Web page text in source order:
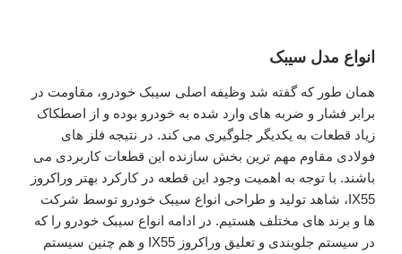
انواع مدل سیبک
همان طور که گفته شد وظیفه اصلی سیبک خودرو، مقاومت در
برابر فشار و ضربه های وارد شده به خودرو بوده و از اصطکاک
زیاد قطعات به یکدیگر جلوگیری می کند. در نتیجه فلز های
فولادی مقاوم مهم ترین بخش سازنده این قطعات کاربردی می
باشند. با توجه به اهمیت وجود این قطعه در کارکرد بهتر وراکروز
IX55، شاهد تولید و طراحی انواع سیبک خودرو توسط شرکت
ها و برند های مختلف هستیم. در ادامه انواع سیبک خودرو را که
در سیستم جلوبندی و تعلیق وراکروز IX55 و هم چنین سیستم